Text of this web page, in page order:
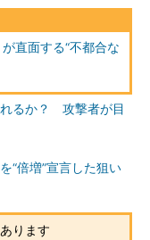
直面する“不都合な
れるか？ 攻撃者が目
“倍増”宣言した狙い
ります